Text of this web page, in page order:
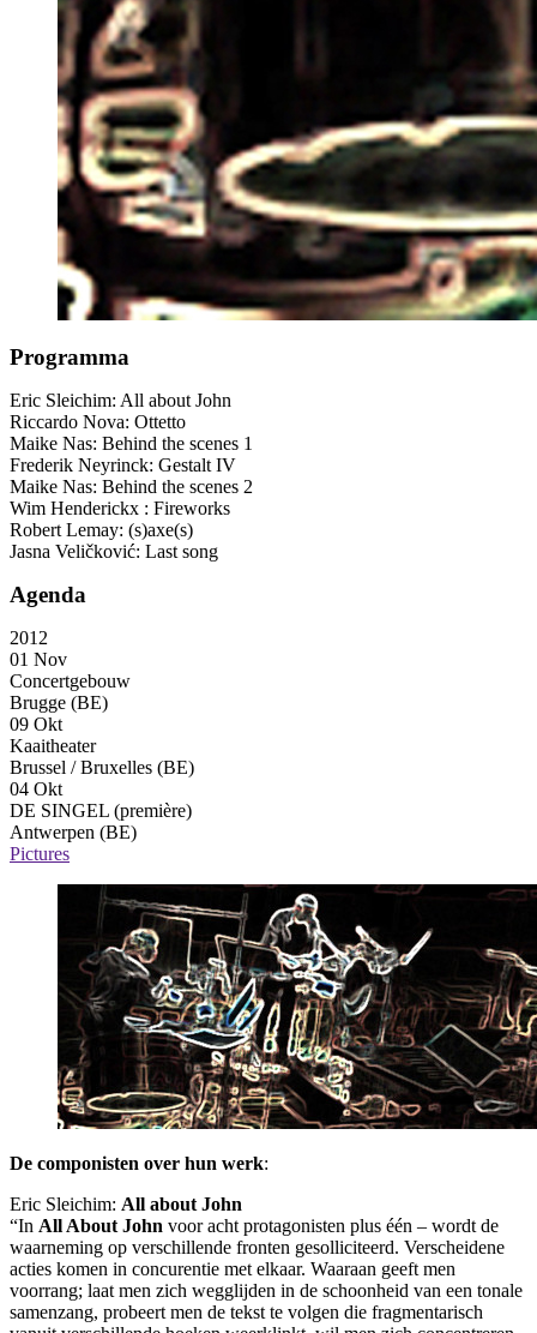
Programma
Eric Sleichim: All about John
Riccardo Nova: Ottetto
Maike Nas: Behind the scenes 1
Frederik Neyrinck: Gestalt IV
Maike Nas: Behind the scenes 2
Wim Henderickx : Fireworks
Robert Lemay: (s)axe(s)
Jasna Veličković: Last song
Agenda
2012
01 Nov
Concertgebouw
Brugge (BE)
09 Okt
Kaaitheater
Brussel / Bruxelles (BE)
04 Okt
DE SINGEL (première)
Antwerpen (BE)
Pictures
De componisten over hun werk:
Eric Sleichim: All about John
“In All About John voor acht protagonisten plus één – wordt de
waarneming op verschillende fronten gesolliciteerd. Verscheidene
acties komen in concurentie met elkaar. Waaraan geeft men
voorrang; laat men zich wegglijden in de schoonheid van een tonale
samenzang, probeert men de tekst te volgen die fragmentarisch